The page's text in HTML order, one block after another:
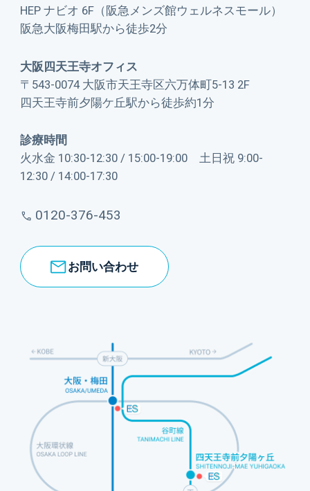
HEP ナビオ 6F（阪急メンズ館ウェルネスモール）
阪急大阪梅田駅から徒歩2分
大阪四天王寺オフィス
〒543-0074 大阪市天王寺区六万体町5-13 2F
四天王寺前夕陽ケ丘駅から徒歩約1分
診療時間
火水金 10:30-12:30 / 15:00-19:00 土日祝 9:00-
12:30 / 14:00-17:30
0120-376-453
お問い合わせ